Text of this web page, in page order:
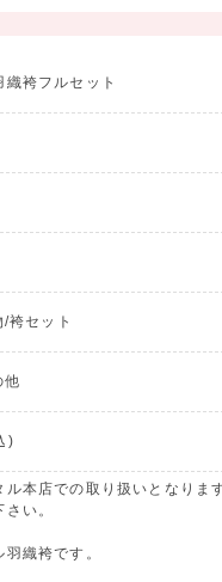
袴フルセット
袴セット
他
)
本店での取り扱いとなります
い。
織袴です。